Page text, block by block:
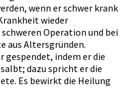
wenn er schwer krank
wieder
Operation und bei
aus Altersgründen.
gespendet, indem er die
dazu spricht er die
Es bewirkt die Heilung